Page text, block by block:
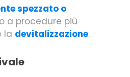
spezzato o
a procedure più
la devitalizzazione.